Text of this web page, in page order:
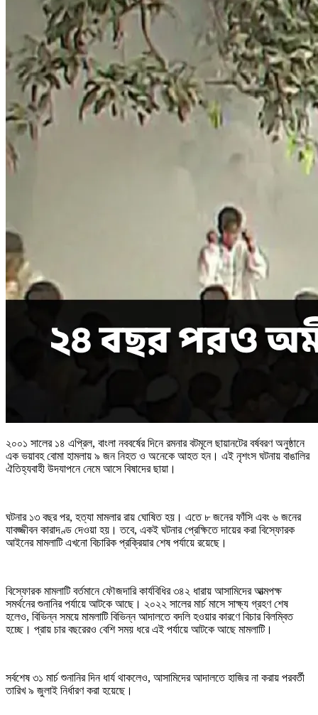
২০০১ সালের ১৪ এপ্রিল, বাংলা নববর্ষের দিনে রমনার বটমূলে ছায়ানটের বর্ষবরণ অনুষ্ঠানে
এক ভয়াবহ বোমা হামলায় ৯ জন নিহত ও অনেকে আহত হন। এই নৃশংস ঘটনায় বাঙালির
ঐতিহ্যবাহী উদযাপনে নেমে আসে বিষাদের ছায়া।
ঘটনার ১৩ বছর পর, হত্যা মামলার রায় ঘোষিত হয়। এতে ৮ জনের ফাঁসি এবং ৬ জনের
যাবজ্জীবন কারাদণ্ড দেওয়া হয়। তবে, একই ঘটনার প্রেক্ষিতে দায়ের করা বিস্ফোরক
আইনের মামলাটি এখনো বিচারিক প্রক্রিয়ার শেষ পর্যায়ে রয়েছে।
বিস্ফোরক মামলাটি বর্তমানে ফৌজদারি কার্যবিধির ৩৪২ ধারায় আসামিদের আত্মপক্ষ
সমর্থনের শুনানির পর্যায়ে আটকে আছে। ২০২২ সালের মার্চ মাসে সাক্ষ্য গ্রহণ শেষ
হলেও, বিভিন্ন সময়ে মামলাটি বিভিন্ন আদালতে বদলি হওয়ার কারণে বিচার বিলম্বিত
হচ্ছে। প্রায় চার বছরেরও বেশি সময় ধরে এই পর্যায়ে আটকে আছে মামলাটি।
সর্বশেষ ৩১ মার্চ শুনানির দিন ধার্য থাকলেও, আসামিদের আদালতে হাজির না করায় পরবর্তী
তারিখ ৯ জুলাই নির্ধারণ করা হয়েছে।